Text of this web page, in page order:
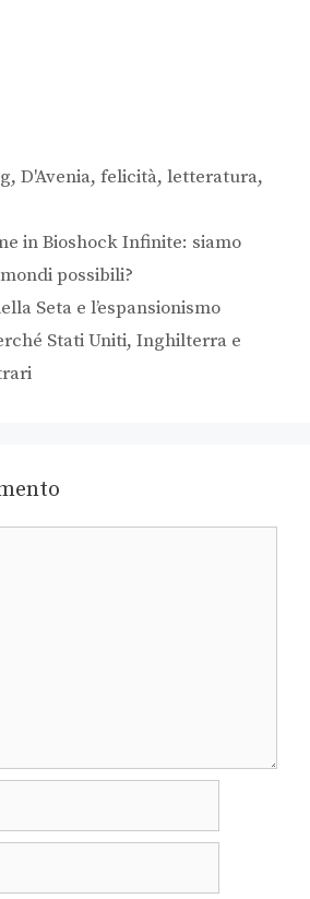
,D'Avenia,felicità,letteratura,
in Bioshock Infinite: siamo
possibili?
Seta e l’espansionismo
Stati Uniti, Inghilterra e